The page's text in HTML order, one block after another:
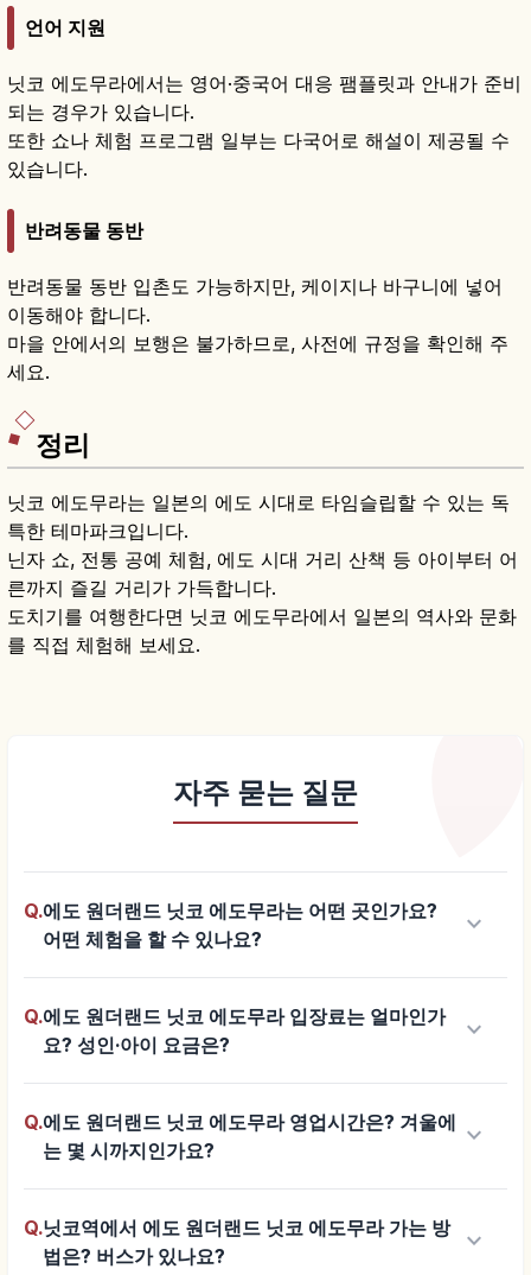
언어 지원
닛코 에도무라에서는 영어·중국어 대응 팸플릿과 안내가 준비
되는 경우가 있습니다.
또한 쇼나 체험 프로그램 일부는 다국어로 해설이 제공될 수
있습니다.
반려동물 동반
반려동물 동반 입촌도 가능하지만, 케이지나 바구니에 넣어
이동해야 합니다.
마을 안에서의 보행은 불가하므로, 사전에 규정을 확인해 주
세요.
정리
닛코 에도무라는 일본의 에도 시대로 타임슬립할 수 있는 독
특한 테마파크입니다.
닌자 쇼, 전통 공예 체험, 에도 시대 거리 산책 등 아이부터 어
른까지 즐길 거리가 가득합니다.
도치기를 여행한다면 닛코 에도무라에서 일본의 역사와 문화
를 직접 체험해 보세요.
자주 묻는 질문
Q.에도 원더랜드 닛코 에도무라는 어떤 곳인가요?
어떤 체험을 할 수 있나요?
keyboard_arrow_down
Q.에도 원더랜드 닛코 에도무라 입장료는 얼마인가
요? 성인·아이 요금은?
keyboard_arrow_down
Q.에도 원더랜드 닛코 에도무라 영업시간은? 겨울에
는 몇 시까지인가요?
keyboard_arrow_down
Q.닛코역에서 에도 원더랜드 닛코 에도무라 가는 방
법은? 버스가 있나요?
keyboard_arrow_down